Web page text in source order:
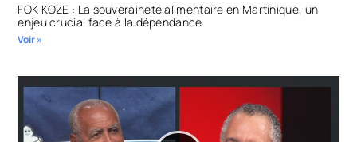
FOK KOZE : La souveraineté alimentaire en Martinique, un
enjeu crucial face à la dépendance
Voir »